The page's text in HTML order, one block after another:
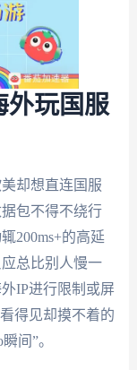
外玩国服
却想直连国服
包不得不绕行
200ms+的高延
总比别人慢一
IP进行限制或屏
得见却摸不着的
间”。